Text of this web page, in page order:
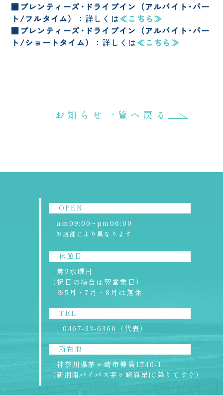
神奈川県茅ヶ崎市柳島1546-1
（新湘南バイパス茅ヶ崎海岸IC降りてすぐ）
■プレンティーズ･ドライブイン（アルバイト･パー
ト/フルタイム）
：詳しくは≪こちら≫
■プレンティーズ･ドライブイン（アルバイト･パー
ト/ショートタイム）
：詳しくは≪こちら≫
お知らせ一覧へ戻る
OPEN
am09:00~pm06:00
※店舗により異なります
休館日
第2水曜日
（祝日の場合は翌営業日）
※5月・7月・8月は無休
TEL
0467-33-6360（代表）
所在地
神奈川県茅ヶ崎市柳島1546-1
（新湘南バイパス茅ヶ崎海岸IC降りてすぐ）